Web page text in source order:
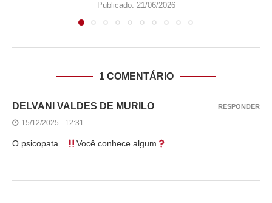
Publicado: 21/06/2026
1 COMENTÁRIO
DELVANI VALDES DE MURILO
15/12/2025 - 12:31
O psicopata… Você conhece algum
RESPONDER